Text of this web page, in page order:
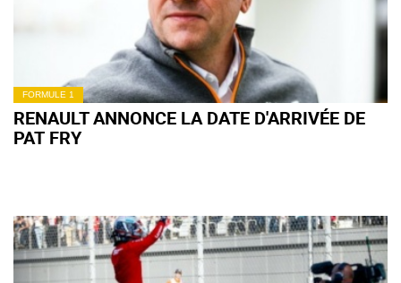
FORMULE 1
RENAULT ANNONCE LA DATE D'ARRIVÉE DE
PAT FRY